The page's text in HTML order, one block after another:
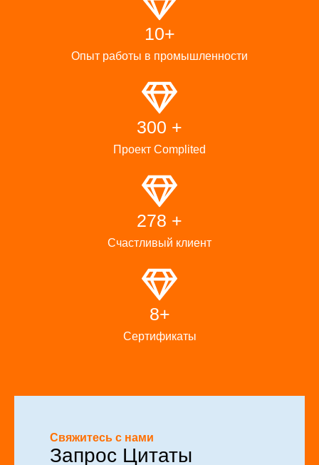
10+
Опыт работы в промышленности
300 +
Проект Complited
278 +
Счастливый клиент
8+
Сертификаты
Свяжитесь с нами
Запрос Цитаты